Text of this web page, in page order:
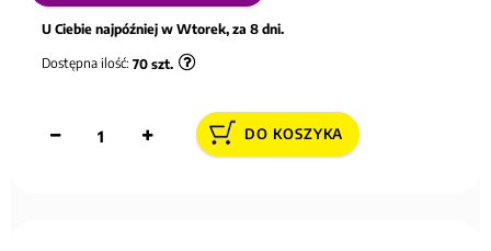
U Ciebie najpóźniej w Wtorek, za 8 dni.
Dostępna ilość: 70 szt.
DO KOSZYKA